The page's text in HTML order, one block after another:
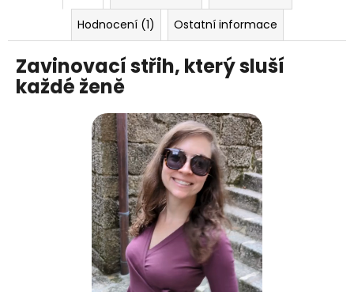
Hodnocení (1)
Ostatní informace
Zavinovací střih, který sluší
každé ženě